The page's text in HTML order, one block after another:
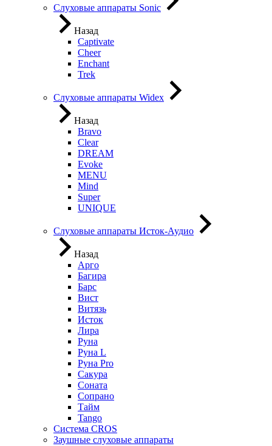
Слуховые аппараты Sonic
Назад
Captivate
Cheer
Enchant
Trek
Слуховые аппараты Widex
Назад
Bravo
Clear
DREAM
Evoke
MENU
Mind
Super
UNIQUE
Слуховые аппараты Исток-Аудио
Назад
Арго
Багира
Барс
Вист
Витязь
Исток
Лира
Руна
Руна L
Руна Pro
Сакура
Соната
Сопрано
Тайм
Tango
Система CROS
Заушные слуховые аппараты